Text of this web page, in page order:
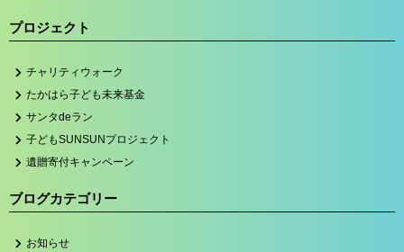
プロジェクト
チャリティウォーク
たかはら子ども未来基金
サンタdeラン
子どもSUNSUNプロジェクト
遺贈寄付キャンペーン
ブログカテゴリー
お知らせ